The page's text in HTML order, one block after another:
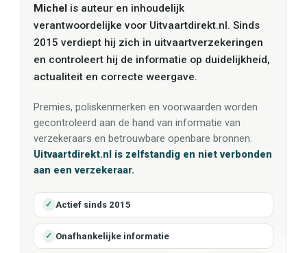
Michelis auteur en inhoudelijk
verantwoordelijke voor Uitvaartdirekt.nl. Sinds
2015 verdiept hij zich in uitvaartverzekeringen
en controleert hij de informatie op duidelijkheid,
actualiteit en correcte weergave.
Premies, poliskenmerken en voorwaarden worden
gecontroleerd aan de hand van informatie van
verzekeraars en betrouwbare openbare bronnen.
Uitvaartdirekt.nl is zelfstandig en niet verbonden
aan een verzekeraar.
✓ Actief sinds 2015
✓ Onafhankelijke informatie